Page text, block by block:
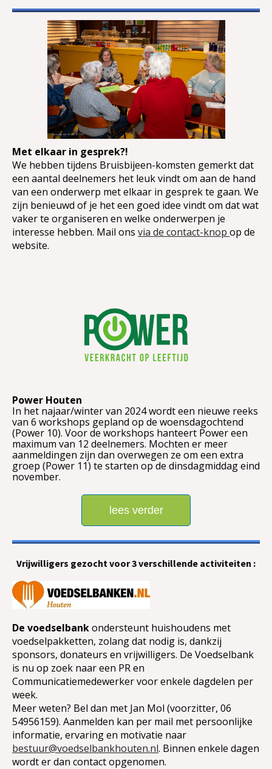
Met elkaar in gesprek?!
We hebben tijdens Bruisbijeen-komsten gemerkt dat
een aantal deelnemers het leuk vindt om aan de hand
van een onderwerp met elkaar in gesprek te gaan. We
zijn benieuwd of je het een goed idee vindt om dat wat
vaker te organiseren en welke onderwerpen je
interesse hebben. Mail ons via de contact-knop op de
website.
Power Houten
In het najaar/winter van 2024 wordt een nieuwe reeks
van 6 workshops gepland op de woensdagochtend
(Power 10). Voor de workshops hanteert Power een
maximum van 12 deelnemers. Mochten er meer
aanmeldingen zijn dan overwegen ze om een extra
groep (Power 11) te starten op de dinsdagmiddag eind
november.
lees verder
Vrijwilligers gezocht voor 3 verschillende activiteiten :
De voedselbankondersteunt huishoudens met
voedselpakketten, zolang dat nodig is, dankzij
sponsors, donateurs en vrijwilligers. De Voedselbank
is nu op zoek naar een PR en
Communicatiemedewerker voor enkele dagdelen per
week.
Meer weten? Bel dan met Jan Mol (voorzitter, 06
54956159). Aanmelden kan per mail met persoonlijke
informatie, ervaring en motivatie naar
bestuur@voedselbankhouten.nl. Binnen enkele dagen
wordt er dan contact opgenomen.